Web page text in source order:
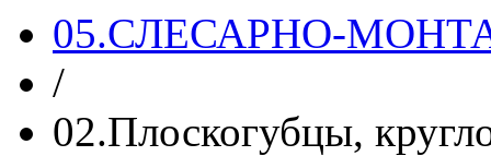
05.СЛЕСАРНО-
/
02.Плоскогубцы,